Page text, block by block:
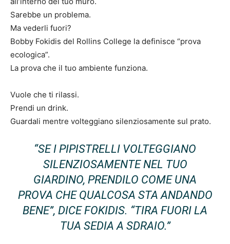
Sarebbe un problema.
Ma vederli fuori?
Bobby Fokidis del Rollins College la definisce “prova
ecologica”.
La prova che il tuo ambiente funziona.
Vuole che ti rilassi.
Prendi un drink.
Guardali mentre volteggiano silenziosamente sul prato.
“SE I PIPISTRELLI VOLTEGGIANO
SILENZIOSAMENTE NEL TUO
GIARDINO, PRENDILO COME UNA
PROVA CHE QUALCOSA STA ANDANDO
BENE”, DICE FOKIDIS. “TIRA FUORI LA
TUA SEDIA A SDRAIO.”